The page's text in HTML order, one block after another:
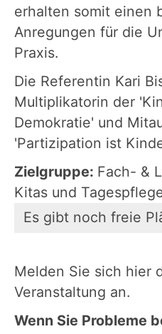
erhalten somit einen
Anregungen für die
Praxis.
Die Referentin Kari
Multiplikatorin der
Demokratie' und
'Partizipation ist
Zielgruppe: Fach- &
Kitas und
Es gibt noch freie
Melden Sie sich hier
Veranstaltung an.
Wenn Sie Probleme